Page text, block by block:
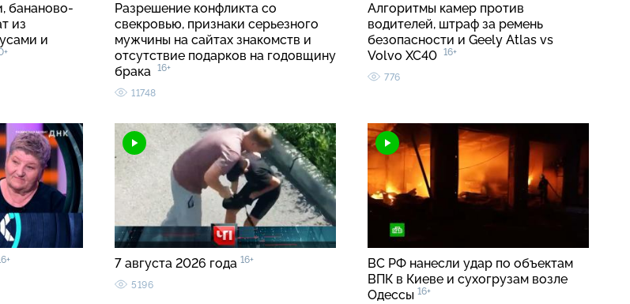
бананово-
из
и
Разрешение конфликта со
свекровью, признаки серьезного
мужчины на сайтах знакомств и
отсутствие подарков на годовщину
брака 16+
11748
Алгоритмы камер против
водителей, штраф за ремень
безопасности и Geely Atlas vs
Volvo XC40 16+
776
7 августа 2026 года 16+
5196
ВС РФ нанесли удар по объектам
ВПК в Киеве и сухогрузам возле
Одессы 16+